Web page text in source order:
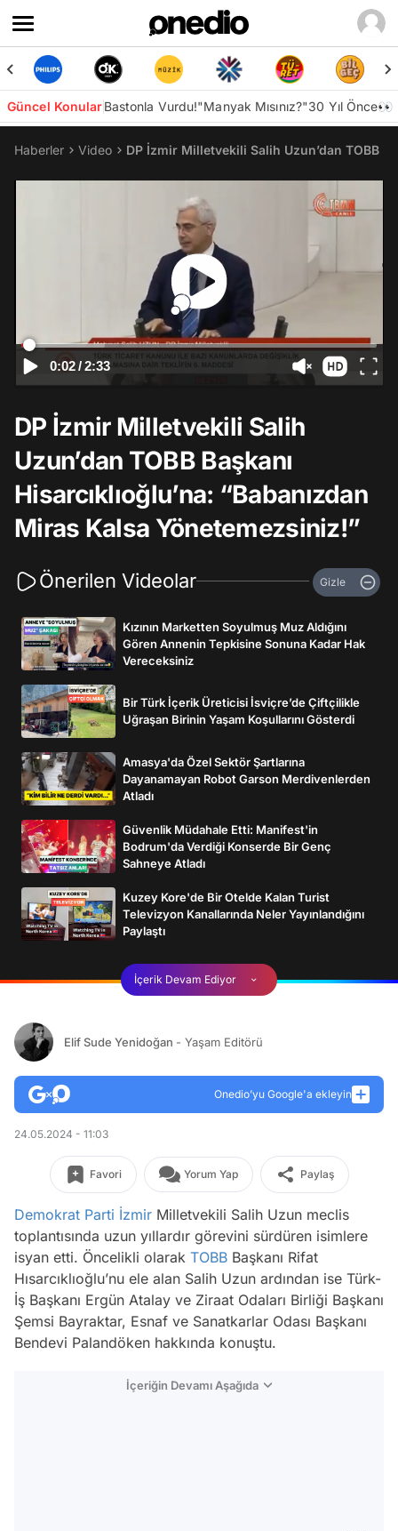
Güncel KonularBastonla Vurdu!"Manyak Mısınız?"30 Yıl Önce👀
Haberler Video DP İzmir Milletvekili Salih Uzun’dan TOBB
0:02/2:33
DP İzmir Milletvekili Salih
Uzun’dan TOBB Başkanı
Hisarcıklıoğlu’na: “Babanızdan
Miras Kalsa Yönetemezsiniz!”
Önerilen Videolar Gizle
Kızının Marketten Soyulmuş Muz Aldığını
Gören Annenin Tepkisine Sonuna Kadar Hak
Vereceksiniz
Bir Türk İçerik Üreticisi İsviçre’de Çiftçilikle
Uğraşan Birinin Yaşam Koşullarını Gösterdi
Amasya'da Özel Sektör Şartlarına
Dayanamayan Robot Garson Merdivenlerden
Atladı
Güvenlik Müdahale Etti: Manifest'in
Bodrum'da Verdiği Konserde Bir Genç
Sahneye Atladı
Kuzey Kore'de Bir Otelde Kalan Turist
Televizyon Kanallarında Neler Yayınlandığını
Paylaştı
İçerik Devam Ediyor
Elif Sude Yenidoğan - Yaşam Editörü
Onedio’yu Google'a ekleyin
24.05.2024 - 11:03
Favori Yorum Yap Paylaş
Demokrat Parti İzmir Milletvekili Salih Uzun meclis
toplantısında uzun yıllardır görevini sürdüren isimlere
isyan etti. Öncelikli olarak TOBB Başkanı Rifat
Hısarcıklıoğlu’nu ele alan Salih Uzun ardından ise Türk-
İş Başkanı Ergün Atalay ve Ziraat Odaları Birliği Başkanı
Şemsi Bayraktar, Esnaf ve Sanatkarlar Odası Başkanı
Bendevi Palandöken hakkında konuştu.
İçeriğin Devamı Aşağıda